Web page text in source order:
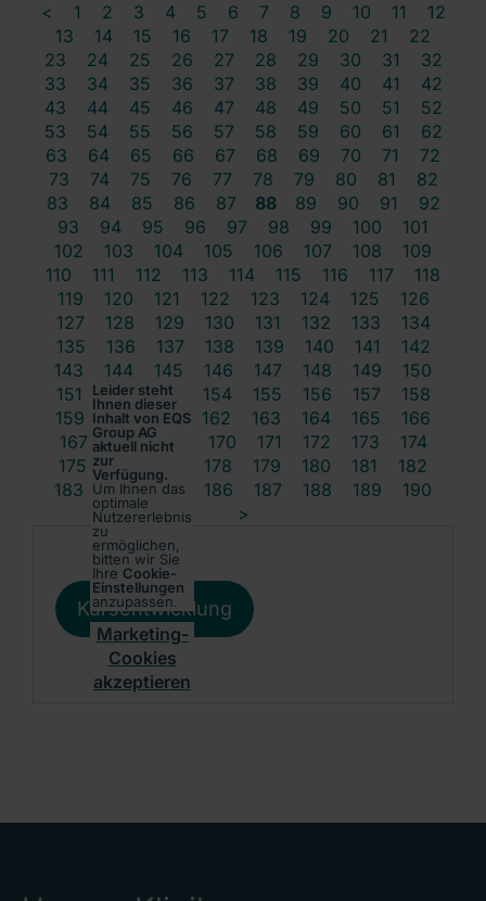
< 1 2 3 4 5 6 7 8 9 10 11
12
13
14 15 16 17 18 19 20 21
22
23
24 25 26 27 28 29 30 31
32
33
34 35 36 37 38 39 40 41
42
43
44 45 46 47 48 49 50 51
52
53
54 55 56 57 58 59 60 61
62
63
64 65 66 67 68 69 70 71
72
73
74 75 76 77 78 79 80 81
82
83
84 85 86 87 88 89 90 91
92
93
94 95 96 97 98 99 100
101
102
103 104 105 106 107 108
109
110
111 112 113 114 115 116 117
118
119
120 121 122 123 124 125
126
127
128 129 130 131 132 133
134
135
136 137 138 139 140 141
142
143
144 145 146 147 148 149
150
151
152 153 154 155 156 157
158
159
160 161 162 163 164 165
166
167
168 169 170 171 172 173
174
175
176 178 179 180 181
182
183
184 185 186 187 188 189
190
>
Leider steht
Ihnen dieser
Inhalt von EQS
Group AG
aktuell nicht
zur
Verfügung.
Um Ihnen das
optimale
Nutzererlebnis
zu
ermöglichen,
bitten wir Sie
Ihre Cookie-
Einstellungen
anzupassen.
Marketing-
Cookies
akzeptieren
Kursentwicklung